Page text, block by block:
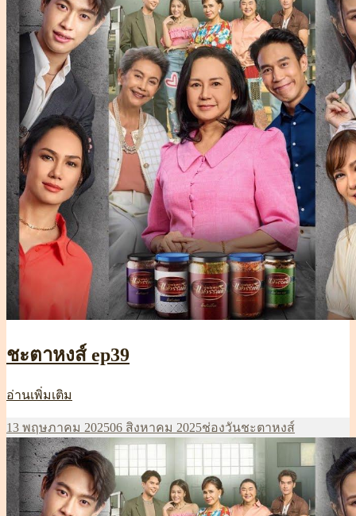
ชะตาหงส์ ep39
อ่านเพิ่มเติม
ep39
เขียน
เมื่อ
13 พฤษภาคม 202506 สิงหาคม 2025หมวด
หมู่
ช่องวันป้าย
กำกับ
ชะตาหงส์